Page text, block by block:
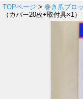
TOPページ > 巻き爪ブロ
（カバー20枚+取付具×1）